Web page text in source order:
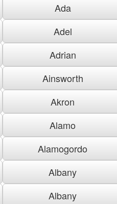
Ada
Adel
Adrian
Ainsworth
Akron
Alamo
Alamogordo
Albany
Albany